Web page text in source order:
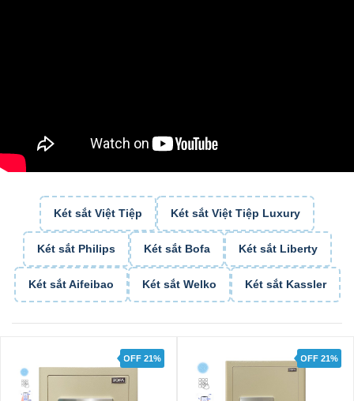
Két sắt Việt Tiệp Két sắt Việt Tiệp Luxury
Két sắt Philips Két sắt Bofa Két sắt Liberty
Két sắt Aifeibao Két sắt Welko Két sắt Kassler
OFF 21% OFF 21%